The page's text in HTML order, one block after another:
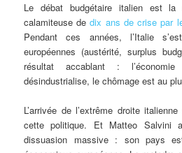
Le débat budgétaire italien est
calamiteuse dedix ans de crise par
Pendant ces années, l’Italie
européennes (austérité, surplus
résultat accablant :
désindustrialise, le chômage est au
L’arrivée de l’extrême droite
cette politique. Et Matteo Salvini
dissuasion massive : son pays